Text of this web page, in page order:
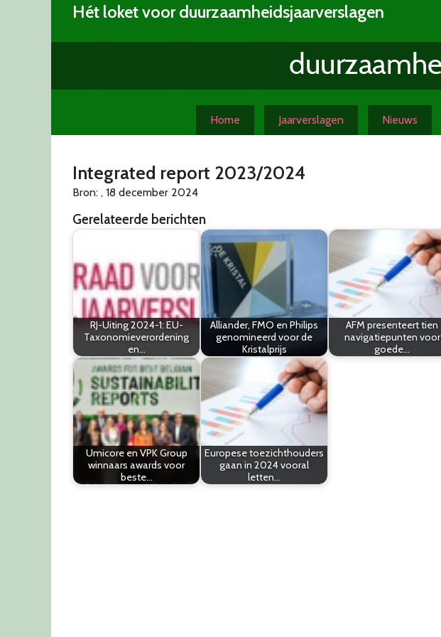
Hét loket voor duurzaamheidsjaarverslagen
Home Jaarverslagen Nieuws
Integrated report 2023/2024
Bron: , 18 december 2024
Gerelateerde berichten
RJ-Uiting 2024-1: EU-
Taxonomieverordening
en…
Alliander, FMO en Philips
genomineerd voor de
Kristalprijs
AFM presenteert tien
navigatiepunten voor
goede…
Umicore en VPK Group
winnaars awards voor
beste…
Europese toezichthouders
gaan in 2024 vooral
letten…